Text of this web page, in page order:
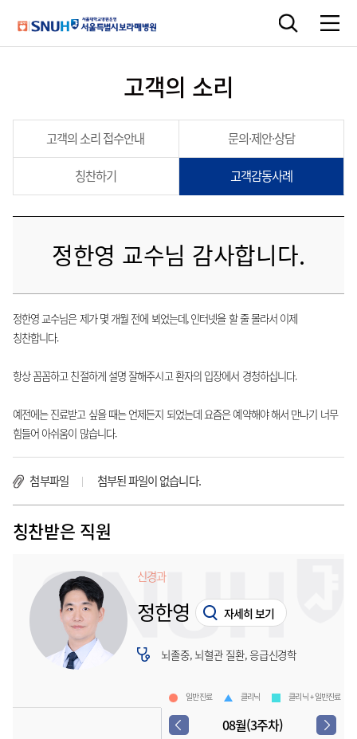
고객의 소리
고객의 소리 접수안내 문의·제안·상담
칭찬하기 고객감동사례
정한영 교수님 감사합니다.
정한영 교수님은 제가 몇 개월 전에 뵈었는데, 인터넷을 할 줄 몰라서 이제
칭찬합니다.
항상 꼼꼼하고 친절하게 설명 잘해주시고 환자의 입장에서 경청하십니다.
예전에는 진료받고 싶을 때는 언제든지 되었는데 요즘은 예약해야 해서 만나기 너무
힘들어 아쉬움이 많습니다.
첨부파일 첨부된 파일이 없습니다.
칭찬받은 직원
신경과
정한영 자세히 보기
뇌졸중, 뇌혈관 질환, 응급신경학
일반진료 클리닉 클리닉 + 일반진료
08월(3주차)